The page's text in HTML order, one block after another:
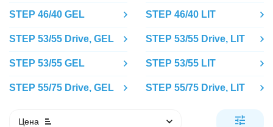
STEP 46/40 GEL STEP 46/40 LIT
STEP 53/55 Drive, GEL STEP 53/55 Drive, LIT
STEP 53/55 GEL STEP 53/55 LIT
STEP 55/75 Drive, GEL STEP 55/75 Drive, LIT
Цена